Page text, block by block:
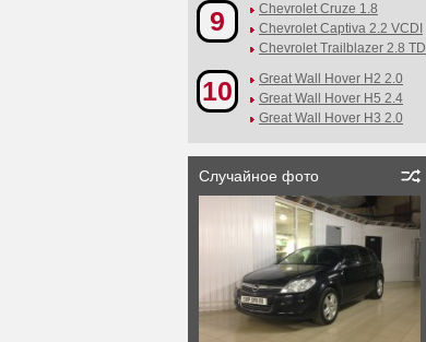
9
Chevrolet Cruze 1.8
Chevrolet Captiva 2.2 VCDI
Chevrolet Trailblazer 2.8 TD
10
Great Wall Hover H2 2.0
Great Wall Hover H5 2.4
Great Wall Hover H3 2.0
Случайное фото